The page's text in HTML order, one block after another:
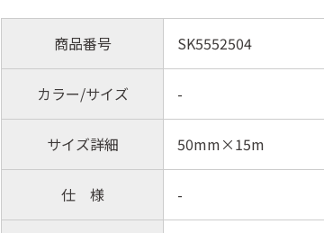
商品番号 SK5552504
カラー/サイズ -
サイズ詳細 50mm×15m
仕 様 -